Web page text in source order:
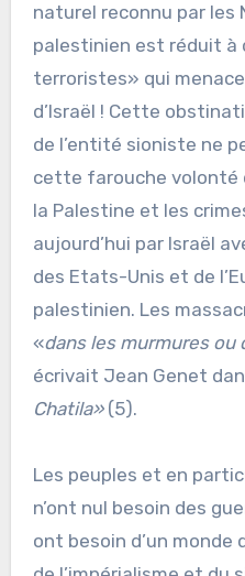
naturel reconnu par les
palestinien est réduit à
terroristes» qui
d’Israël ! Cette
de l’entité sioniste ne
cette farouche volonté
la Palestine et les
aujourd’hui par Israël
des Etats-Unis et de
palestinien. Les
«dans les murmures ou
écrivait Jean Genet
Chatila»(5).
Les peuples et en
n’ont nul besoin des
ont besoin d’un